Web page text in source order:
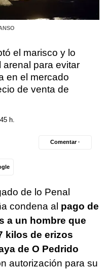
el marisco y lo
para evitar
en el mercado
de venta de
h.
Comentar ·
de lo Penal
condena al pago de
a un hombre que
kilos de erizos
de O Pedrido
autorización para su